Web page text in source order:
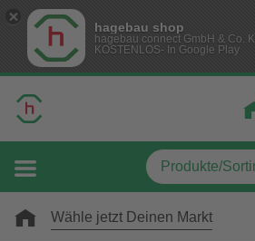
hagebau shop
hagebau connect GmbH & Co.
KOSTENLOS- In Google Play
Wähle jetzt Deinen Markt